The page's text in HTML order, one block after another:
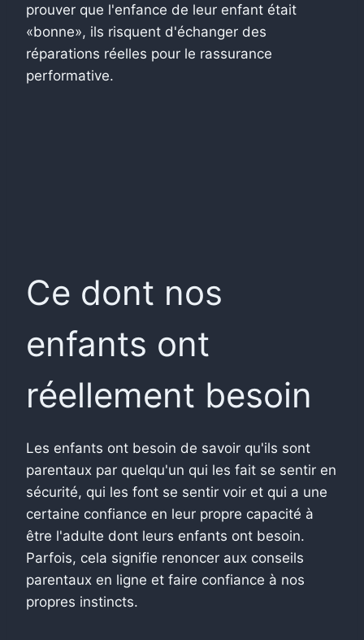
prouver que l'enfance de leur enfant était
«bonne», ils risquent d'échanger des
réparations réelles pour le rassurance
performative.
Ce dont nos
enfants ont
réellement besoin
Les enfants ont besoin de savoir qu'ils sont
parentaux par quelqu'un qui les fait se sentir en
sécurité, qui les font se sentir voir et qui a une
certaine confiance en leur propre capacité à
être l'adulte dont leurs enfants ont besoin.
Parfois, cela signifie renoncer aux conseils
parentaux en ligne et faire confiance à nos
propres instincts.